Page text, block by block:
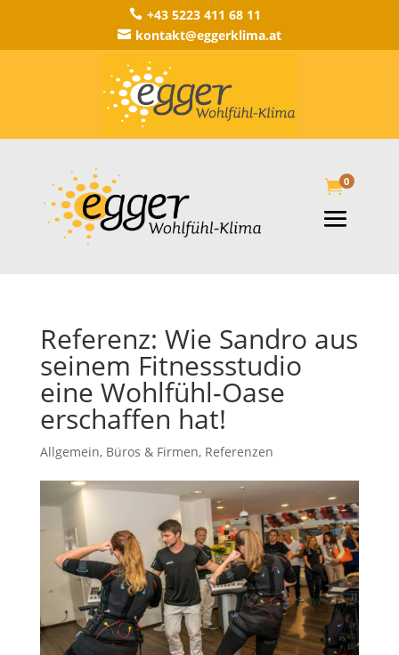
 +43 5223 411 68 11
 kontakt@eggerklima.at
0
Referenz: Wie Sandro aus
seinem Fitnessstudio
eine Wohlfühl-Oase
erschaffen hat!
Allgemein, Büros & Firmen, Referenzen